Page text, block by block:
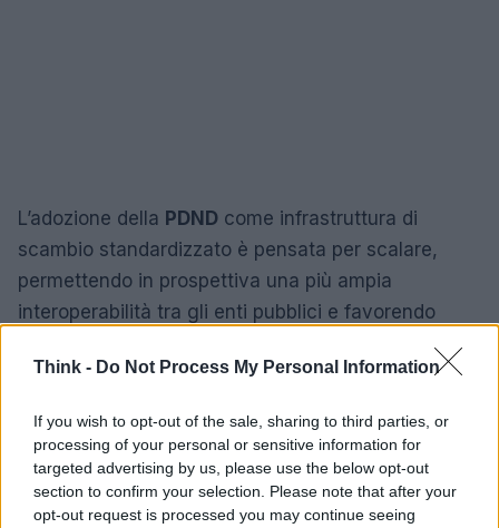
Think - Do Not Process My Personal Information
If you wish to opt-out of the sale, sharing to third parties, or
processing of your personal or sensitive information for
targeted advertising by us, please use the below opt-out
section to confirm your selection. Please note that after your
opt-out request is processed you may continue seeing
L’adozione della PDND come infrastruttura di
scambio standardizzato è pensata per scalare,
permettendo in prospettiva una più ampia
interoperabilità tra gli enti pubblici e favorendo
rappresenta una tappa importante nel percorso di
digitalizzazione della Pubblica Amministrazione,
con un impatto tangibile sulle procedure quotidiane
sia per gli uffici che per gli utenti finali. La misura è